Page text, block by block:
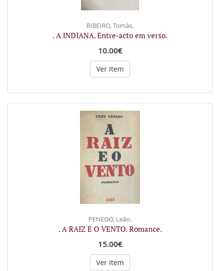
RIBEIRO, Tomás.
. A INDIANA. Entre-acto em verso.
10.00€
Ver Item
PENEDO, Leão.
. A RAIZ E O VENTO. Romance.
15.00€
Ver Item